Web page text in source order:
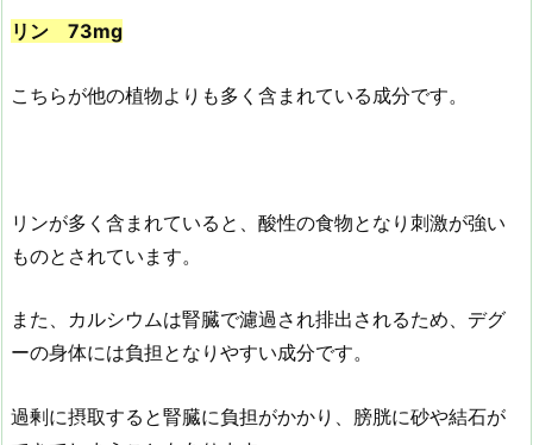
リン 73mg
こちらが他の植物よりも多く含まれている成分です。
リンが多く含まれていると、酸性の食物となり刺激が強い
ものとされています。
また、カルシウムは腎臓で濾過され排出されるため、デグ
ーの身体には負担となりやすい成分です。
過剰に摂取すると腎臓に負担がかかり、膀胱に砂や結石が